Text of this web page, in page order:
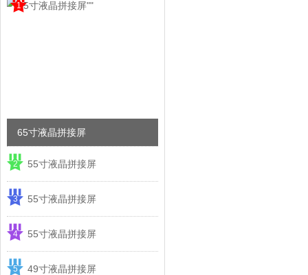
1
65寸液晶拼接屏
2 55寸液晶拼接屏
3 55寸液晶拼接屏
4 55寸液晶拼接屏
5 49寸液晶拼接屏